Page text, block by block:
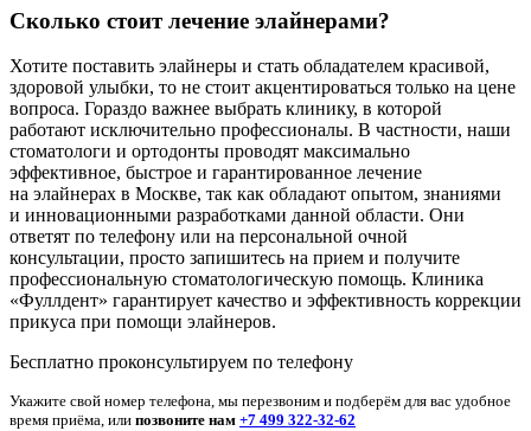
Сколько стоит лечение элайнерами?
Хотите поставить элайнеры и стать обладателем красивой,
здоровой улыбки, то не стоит акцентироваться только на цене
вопроса. Гораздо важнее выбрать клинику, в которой
работают исключительно профессионалы. В частности, наши
стоматологи и ортодонты проводят максимально
эффективное, быстрое и гарантированное лечение
на элайнерах в Москве, так как обладают опытом, знаниями
и инновационными разработками данной области. Они
ответят по телефону или на персональной очной
консультации, просто запишитесь на прием и получите
профессиональную стоматологическую помощь. Клиника
«Фуллдент» гарантирует качество и эффективность коррекции
прикуса при помощи элайнеров.
Бесплатно проконсультируем по телефону
Укажите свой номер телефона, мы перезвоним и подберём для вас удобное
время приёма, или позвоните нам +7 499 322-32-62